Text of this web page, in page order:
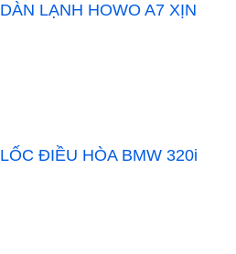
DÀN LẠNH HOWO A7 XỊN
LỐC ĐIỀU HÒA BMW 320i